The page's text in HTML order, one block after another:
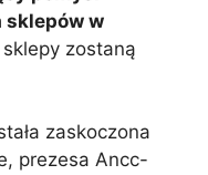
sklepów w
sklepy zostaną
zaskoczona
prezesa Ancc-